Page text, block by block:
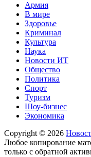
Армия
В мире
Здоровье
Криминал
Культура
Наука
Новости ИТ
Общество
Политика
Спорт
Туризм
Шоу-бизнес
Экономика
Copyright © 2026
Любое копирование
только с обратной